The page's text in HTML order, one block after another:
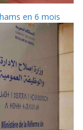
en 6 mois